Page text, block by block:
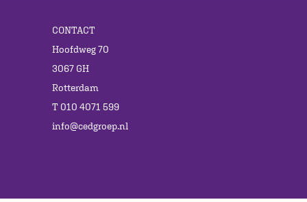
CONTACT
Hoofdweg 70
3067 GH
Rotterdam
T 010 4071 599
info@cedgroep.nl